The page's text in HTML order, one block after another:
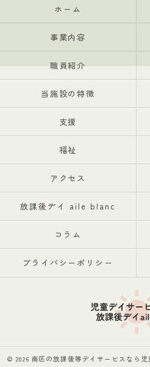
ホーム
事業内容
職員紹介
当施設の特徴
支援
福祉
アクセス
放課後デイ aile blanc
コラム
プライバシーポリシー
© 2026 南区の放課後等デイサービスなら